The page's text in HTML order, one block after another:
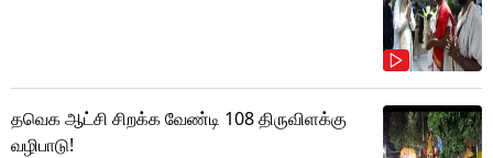
தவெக ஆட்சி சிறக்க வேண்டி 108 திருவிளக்கு
வழிபாடு!